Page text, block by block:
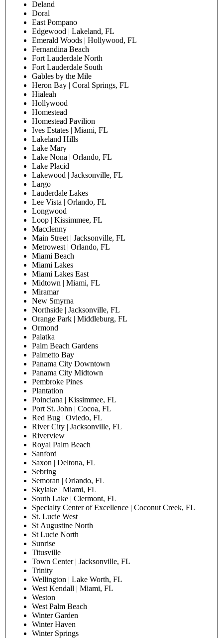
Deland
Doral
East Pompano
Edgewood | Lakeland, FL
Emerald Woods | Hollywood, FL
Fernandina Beach
Fort Lauderdale North
Fort Lauderdale South
Gables by the Mile
Heron Bay | Coral Springs, FL
Hialeah
Hollywood
Homestead
Homestead Pavilion
Ives Estates | Miami, FL
Lakeland Hills
Lake Mary
Lake Nona | Orlando, FL
Lake Placid
Lakewood | Jacksonville, FL
Largo
Lauderdale Lakes
Lee Vista | Orlando, FL
Longwood
Loop | Kissimmee, FL
Macclenny
Main Street | Jacksonville, FL
Metrowest | Orlando, FL
Miami Beach
Miami Lakes
Miami Lakes East
Midtown | Miami, FL
Miramar
New Smyrna
Northside | Jacksonville, FL
Orange Park | Middleburg, FL
Ormond
Palatka
Palm Beach Gardens
Palmetto Bay
Panama City Downtown
Panama City Midtown
Pembroke Pines
Plantation
Poinciana | Kissimmee, FL
Port St. John | Cocoa, FL
Red Bug | Oviedo, FL
River City | Jacksonville, FL
Riverview
Royal Palm Beach
Sanford
Saxon | Deltona, FL
Sebring
Semoran | Orlando, FL
Skylake | Miami, FL
South Lake | Clermont, FL
Specialty Center of Excellence | Coconut Creek, FL
St. Lucie West
St Augustine North
St Lucie North
Sunrise
Titusville
Town Center | Jacksonville, FL
Trinity
Wellington | Lake Worth, FL
West Kendall | Miami, FL
Weston
West Palm Beach
Winter Garden
Winter Haven
Winter Springs